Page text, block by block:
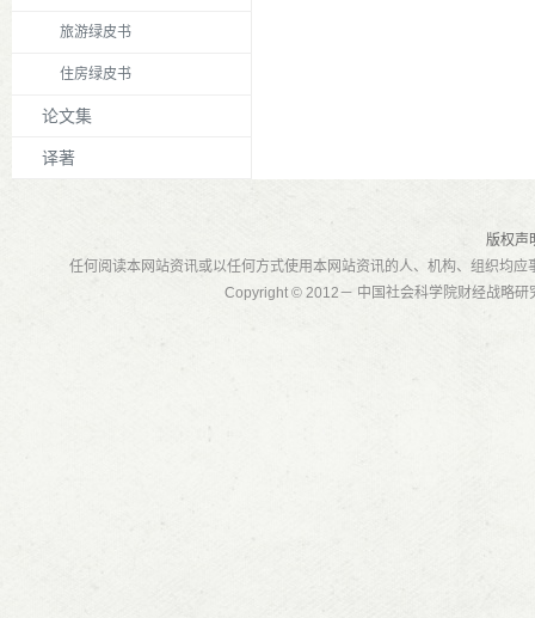
旅游绿皮书
住房绿皮书
论文集
译著
版权声
任何阅读本网站资讯或以任何方式使用本网站资讯的人、机构、组织均应
Copyright © 2012－ 中国社会科学院财经战略